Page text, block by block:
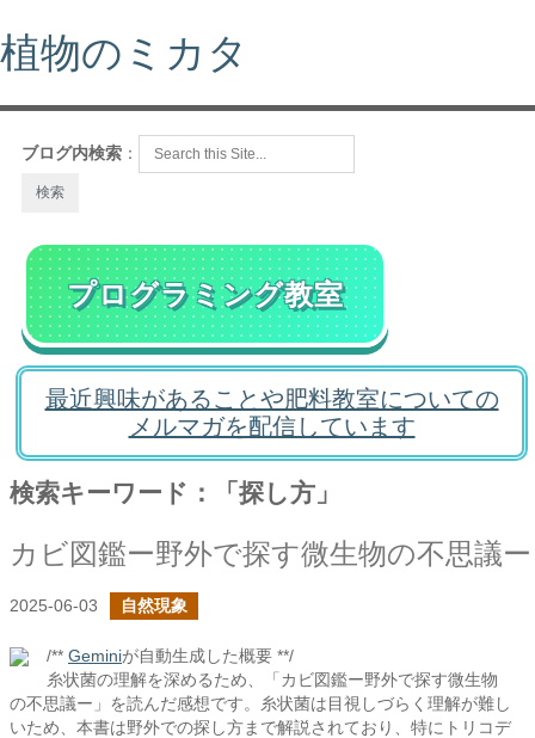
植物のミカタ
ブログ内検索 ：
プログラミング教室
最近興味があることや肥料教室についての
メルマガを配信しています
検索キーワード：「探し方」
カビ図鑑ー野外で探す微生物の不思議ー
2025-06-03 自然現象
/** Geminiが自動生成した概要 **/
糸状菌の理解を深めるため、「カビ図鑑ー野外で探す微生物
の不思議ー」を読んだ感想です。糸状菌は目視しづらく理解が難し
いため、本書は野外での探し方まで解説されており、特にトリコデ